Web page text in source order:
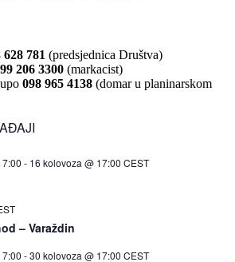
628 781 (predsjednica Društva)
206 3300 (markacist)
098 965 4138 (domar u planinarskom
- 16 kolovoza @ 17:00 CEST
– Varaždin
-30 kolovoza @ 17:00 CEST